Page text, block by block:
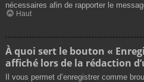
nécessaires afin de rapporter le
Haut
À quoi sert le bouton «
affiché lors de la rédaction
Il vous permet d’enregistrer comme